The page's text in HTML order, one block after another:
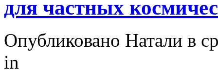
для частных
Опубликовано Натали в
in